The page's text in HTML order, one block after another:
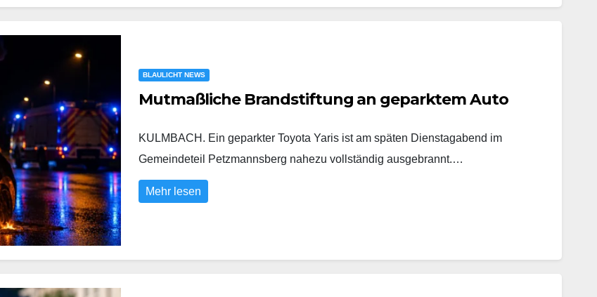
BLAULICHT NEWS
Mutmaßliche Brandstiftung an geparktem Auto
KULMBACH. Ein geparkter Toyota Yaris ist am späten Dienstagabend im
Gemeindeteil Petzmannsberg nahezu vollständig ausgebrannt.…
Mehr lesen